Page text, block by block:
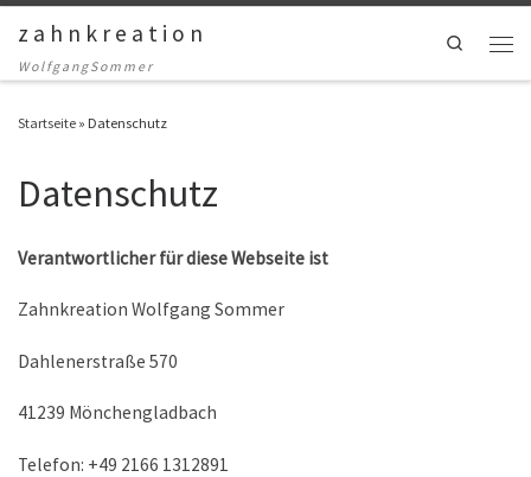
Zum Inhalt springen
z a h n k r e a t i o n
W o l f g a n g S o m m e r
Search
Startseite » Datenschutz
Datenschutz
Verantwortlicher für diese Webseite ist
Zahnkreation Wolfgang Sommer
Dahlenerstraße 570
41239 Mönchengladbach
Telefon: +49 2166 1312891